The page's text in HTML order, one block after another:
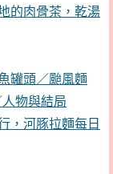
的肉骨茶，乾湯
罐頭／颱風麵
物與結局
，河豚拉麵每日